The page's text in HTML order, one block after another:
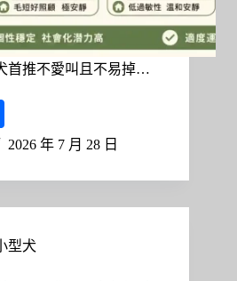
首推不愛叫且不易掉…
享
2026 年 7 月 28 日
型犬